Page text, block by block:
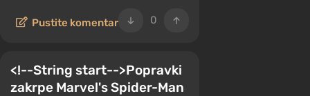
0
Pustite komentar
<!--String start-->Popravki
zakrpe Marvel's Spider-Man